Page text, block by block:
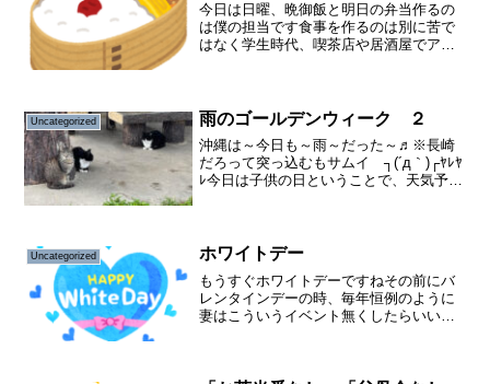
今日は日曜、晩御飯と明日の弁当作るの
は僕の担当です食事を作るのは別に苦で
はなく学生時代、喫茶店や居酒屋でアル
はともかく笑社会人になり...
Uncategorized 雨のゴールデンウィーク ２
沖縄は～今日も～雨～だった～♬※長崎
だろって突っ込むもサムイ ┐(´д｀)┌ﾔﾚﾔ
ﾚ今日は子供の日ということで、天気予報
も例の事件が...
Uncategorized ホワイトデー
もうすぐホワイトデーですねその前にバ
レンタインデーの時、毎年恒例のように
妻はこういうイベント無くしたらいいの